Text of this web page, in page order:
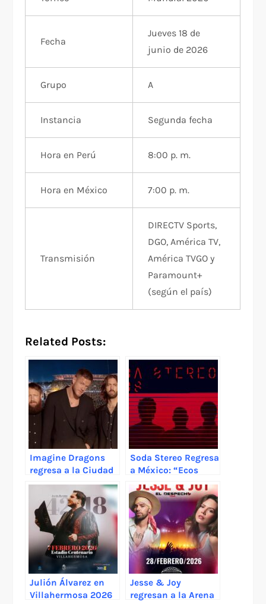
Fecha
Jueves 18 de
junio de 2026
Grupo A
Instancia Segunda fecha
Hora en Perú 8:00 p. m.
Hora en México 7:00 p. m.
Transmisión
DIRECTV Sports,
DGO, América TV,
América TVGO y
Paramount+
(según el país)
Related Posts:
Imagine Dragons
regresa a la Ciudad
de México con su
esperado LOOM
World Tour
Soda Stereo Regresa
a México: “Ecos
2026” Promete una
Experiencia Única y
100% en Vivo
Julión Álvarez en
Villahermosa 2026
Jesse & Joy
regresan a la Arena